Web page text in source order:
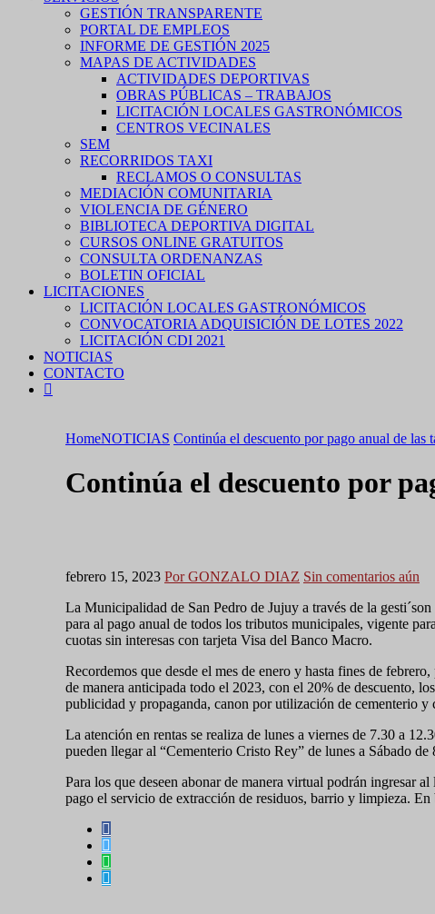
GESTIÓN TRANSPARENTE
PORTAL DE EMPLEOS
INFORME DE GESTIÓN 2025
MAPAS DE ACTIVIDADES
ACTIVIDADES DEPORTIVAS
OBRAS PÚBLICAS – TRABAJOS
LICITACIÓN LOCALES GASTRONÓMICOS
CENTROS VECINALES
SEM
RECORRIDOS TAXI
RECLAMOS O CONSULTAS
MEDIACIÓN COMUNITARIA
VIOLENCIA DE GÉNERO
BIBLIOTECA DEPORTIVA DIGITAL
CURSOS ONLINE GRATUITOS
CONSULTA ORDENANZAS
BOLETIN OFICIAL
LICITACIONES
LICITACIÓN LOCALES GASTRONÓMICOS
CONVOCATORIA ADQUISICIÓN DE LOTES 2022
LICITACIÓN CDI 2021
NOTICIAS
CONTACTO
HomeNOTICIAS Continúa el descuento por pago anual de las
Continúa el descuento por
febrero 15, 2023 Por GONZALO DIAZ Sin comentarios aún
La Municipalidad de San Pedro de Jujuy a través de la
para al pago anual de todos los tributos municipales, vigente
cuotas sin interesas con tarjeta Visa del Banco Macro.
Recordemos que desde el mes de enero y hasta fines de
de manera anticipada todo el 2023, con el 20% de descuento,
publicidad y propaganda, canon por utilización de cementerio y
La atención en rentas se realiza de lunes a viernes de 7.30 a
pueden llegar al “Cementerio Cristo Rey” de lunes a Sábado de
Para los que deseen abonar de manera virtual podrán ingresar
pago el servicio de extracción de residuos, barrio y limpieza.